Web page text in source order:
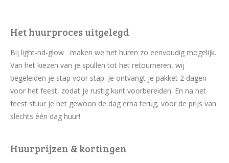
Het huurproces uitgelegd
Bij light-nd-glow maken we het huren zo eenvoudig mogelijk.
Van het kiezen van je spullen tot het retourneren, wij
begeleiden je stap voor stap. Je ontvangt je pakket 2 dagen
voor het feest, zodat je rustig kunt voorbereiden. En na het
feest stuur je het gewoon de dag erna terug, voor de prijs van
slechts één dag huur!
Huurprijzen & kortingen